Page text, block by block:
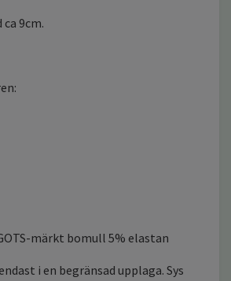
9cm.
märkt bomull 5% elastan
i en begränsad upplaga. Sys